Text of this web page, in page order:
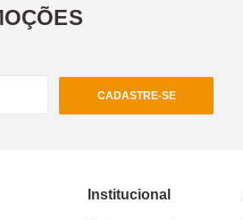
CADASTRE-SE
Institucional